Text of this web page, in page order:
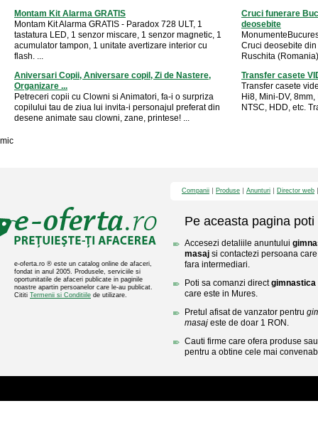
Montam Kit Alarma GRATIS
Montam Kit Alarma GRATIS - Paradox 728 ULT, 1
tastatura LED, 1 senzor miscare, 1 senzor magnetic, 1
acumulator tampon, 1 unitate avertizare interior cu
flash. ...
Cruci funerare
deosebite
Cruci deosebite
Ruschita
Aniversari Copii, Aniversare copil, Zi de Nastere,
Organizare ...
Petreceri copii cu Clowni si Animatori, fa-i o surpriza
copilului tau de ziua lui invita-i personajul preferat din
desene animate sau clowni, zane, printese! ...
Transfer casete
Transfer casete
Hi8, Mini-DV,
NTSC, HDD, etc.
mic
e-oferta.ro ® este un catalog online de afaceri,
fondat in anul 2005. Produsele, serviciile si
oportunitatile de afaceri publicate in paginile
noastre apartin persoanelor care le-au publicat.
Cititi Termenii si Conditiile de utilizare.
Companii Produse Anunturi Director web
Pe aceasta pagina poti
Accesezi detaliile anuntului
masaj si contactezi persoana
fara intermediari.
Poti sa comanzi directgimnastica
care este in Mures.
Pretul afisat de vanzator pentru
masaj este de doar 1 RON.
Cauti firme care ofera produse
pentru a obtine cele mai